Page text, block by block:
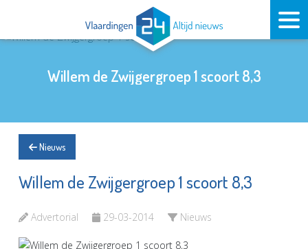
Willem de Zwijgergroep 1 scoort 8,3
Nieuws
Willem de Zwijgergroep 1 scoort 8,3
Advertorial 29-03-2014 Nieuws